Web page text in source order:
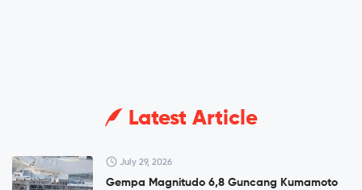
Latest Article
July 29, 2026
Gempa Magnitudo 6,8 Guncang Kumamoto